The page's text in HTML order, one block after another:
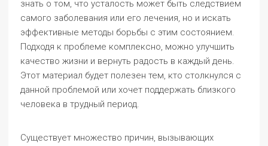
знать о том, что усталость может быть следствием
самого заболевания или его лечения, но и искать
эффективные методы борьбы с этим состоянием.
Подходя к проблеме комплексно, можно улучшить
качество жизни и вернуть радость в каждый день.
Этот материал будет полезен тем, кто столкнулся с
данной проблемой или хочет поддержать близкого
человека в трудный период.
Существует множество причин, вызывающих